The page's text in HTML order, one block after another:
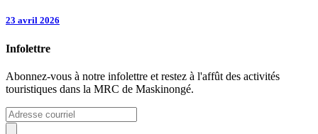
23 avril 2026
Infolettre
Abonnez-vous à notre infolettre et restez à l'affût des activités
touristiques dans la MRC de Maskinongé.